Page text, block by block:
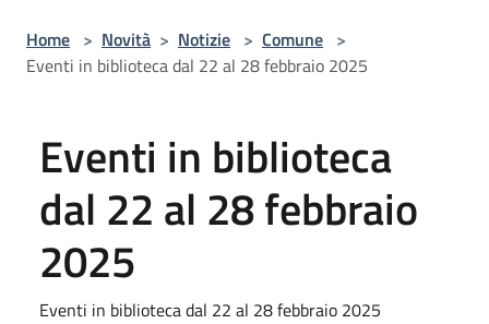
Home > Novità > Notizie > Comune >
Eventi in biblioteca dal 22 al 28 febbraio 2025
Eventi in biblioteca
dal 22 al 28 febbraio
2025
Eventi in biblioteca dal 22 al 28 febbraio 2025